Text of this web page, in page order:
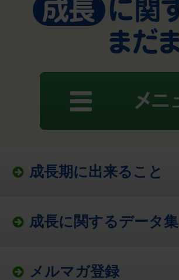
成長期に出来ること
成長に関するデータ集
メルマガ登録